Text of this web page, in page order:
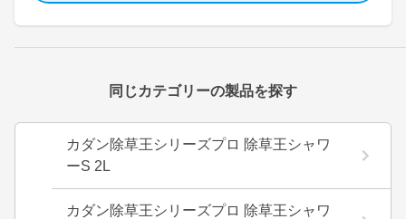
同じカテゴリーの製品を探す
カダン除草王シリーズプロ 除草王シャワ
ーS 2L
カダン除草王シリーズプロ 除草王シャワ